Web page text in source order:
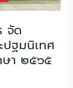
จัด
ปฐมนิเทศ
ษา ๒๕๖๕